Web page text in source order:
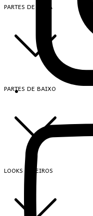
PARTES DE CIMA
PARTES DE BAIXO
LOOKS INTEIROS